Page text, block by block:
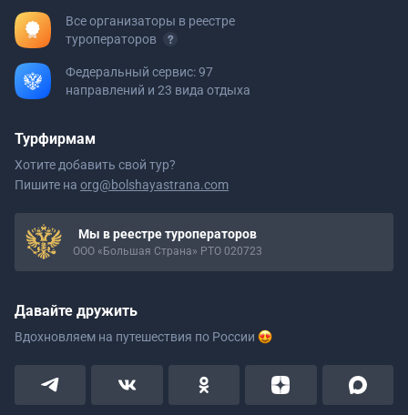
Все организаторы в реестре
туроператоров
Федеральный сервис: 97
направлений и 23 вида отдыха
Турфирмам
Хотите добавить свой тур?
Пишите на org@bolshayastrana.com
Мы в реестре туроператоров
ООО «Большая Страна» РТО 020723
Давайте дружить
Вдохновляем на путешествия по России